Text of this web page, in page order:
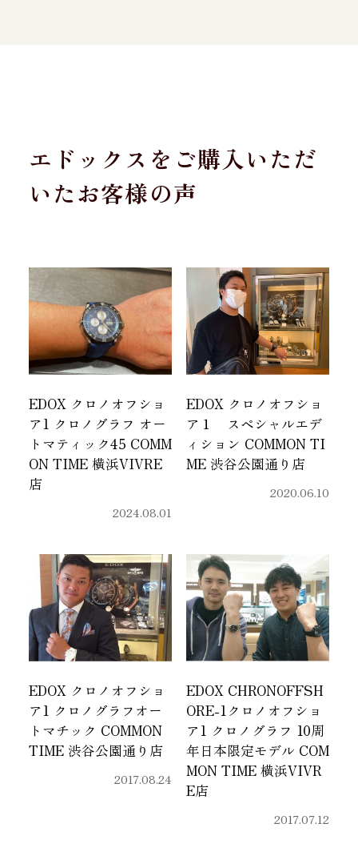
エドックスをご購入いただ
いたお客様の声
EDOX クロノオフショ
ア1 クロノグラフ オー
トマティック45 COMM
ON TIME 横浜VIVRE
店
2024.08.01
EDOX クロノオフショ
ア１ スペシャルエデ
ィション COMMON TI
ME 渋谷公園通り店
2020.06.10
EDOX クロノオフショ
ア1 クロノグラフオー
トマチック COMMON
TIME 渋谷公園通り店
2017.08.24
EDOX CHRONOFFSH
ORE-1クロノオフショ
ア1 クロノグラフ 10周
年日本限定モデル COM
MON TIME 横浜VIVR
E店
2017.07.12